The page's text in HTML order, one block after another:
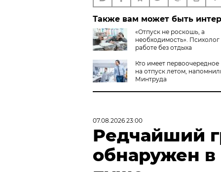
Также вам может быть
«Отпуск не роскошь, а
необходимость».
работе без отдыха
Кто имеет первоочередное
на отпуск летом,
Минтруда
07.08.2026 23:00
Редчайший
обнаружен